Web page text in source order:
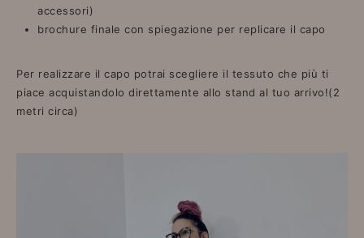
accessori)
brochure finale con spiegazione per replicare il capo
Per realizzare il capo potrai scegliere il tessuto che più ti
piace acquistandolo direttamente allo stand al tuo arrivo!(2
metri circa)